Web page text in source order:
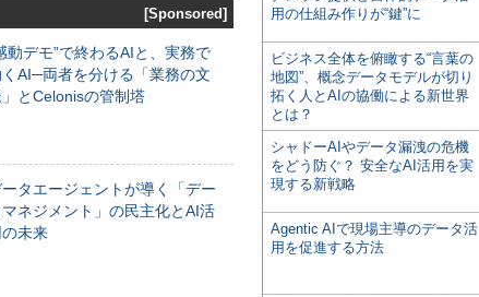
[Sponsored]
動デモ”で終わるAIと、実務で
AI─両者を分ける「業務の文
」とCelonisの管制塔
タエージェントが導く「デー
マネジメント」の民主化とAI活
の未来
用の仕組み作りが“鍵”に
ビジネス全体を俯瞰する“言葉の
地図”、概念データモデルが切り
拓く人とAIの協働による新世界
とは？
シャドーAIやデータ漏洩の危機
をどう防ぐ？ 安全なAI活用を実
現する新戦略
Agentic AIで現場主導のデータ活
用を促進する方法